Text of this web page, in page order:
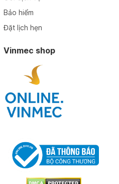
Bảo hiểm
Đặt lịch hẹn
Vinmec shop